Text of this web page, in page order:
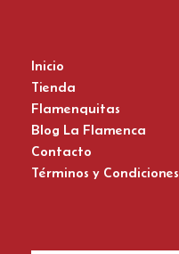
Inicio
Tienda
Flamenquitas
Blog La Flamenca
Contacto
Términos y Condiciones